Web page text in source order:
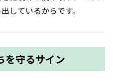
しているからです。
を守るサイン